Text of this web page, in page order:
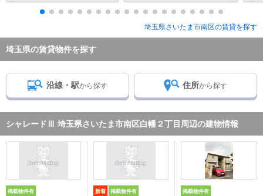
埼玉県さいたま市南区の賃貸を探す
埼玉県の賃貸物件を探す
沿線・駅から探す 住所から探す
シャレードⅢ 埼玉県さいたま市南区白幡２丁目周辺の建物情報
掲載物件有 新着 掲載物件有 掲載物件有